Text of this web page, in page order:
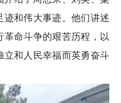
迹和伟大事迹。他们讲述
命斗争的艰苦历程，以
立和人民幸福而英勇奋斗